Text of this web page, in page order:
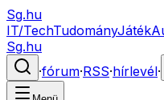
Sg.hu
IT/TechTudományJáték
Sg.hu
·fórum·RSS·hírlevél·